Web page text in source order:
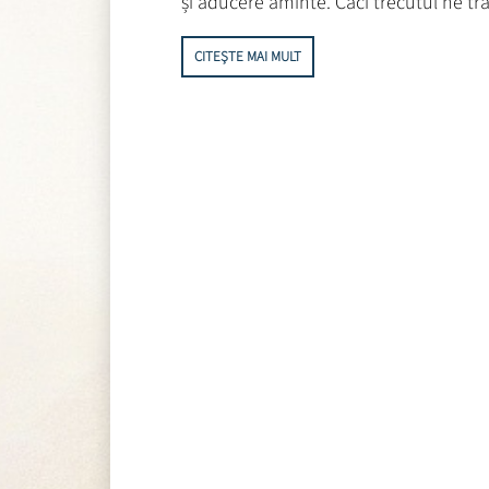
CITEȘTE MAI MULT